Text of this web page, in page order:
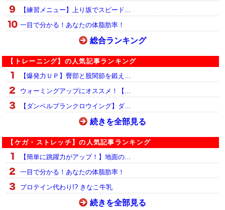
【練習メニュー】上り坂でスピード…
一目で分かる！あなたの体脂肪率！
総合ランキング
【トレーニング】の人気記事ランキング
【爆発力ＵＰ】臀部と股関節を鍛え…
ウォーミングアップにオススメ！【…
【ダンベルプランクロウイング】ダ…
続きを全部見る
【ケガ・ストレッチ】の人気記事ランキング
【簡単に跳躍力がアップ！】地面の…
一目で分かる！あなたの体脂肪率！
プロテイン代わり!? きなこ牛乳
続きを全部見る